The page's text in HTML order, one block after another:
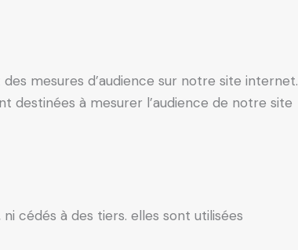
mesures d’audience sur notre site internet.
destinées à mesurer l’audience de notre site
cédés à des tiers. elles sont utilisées